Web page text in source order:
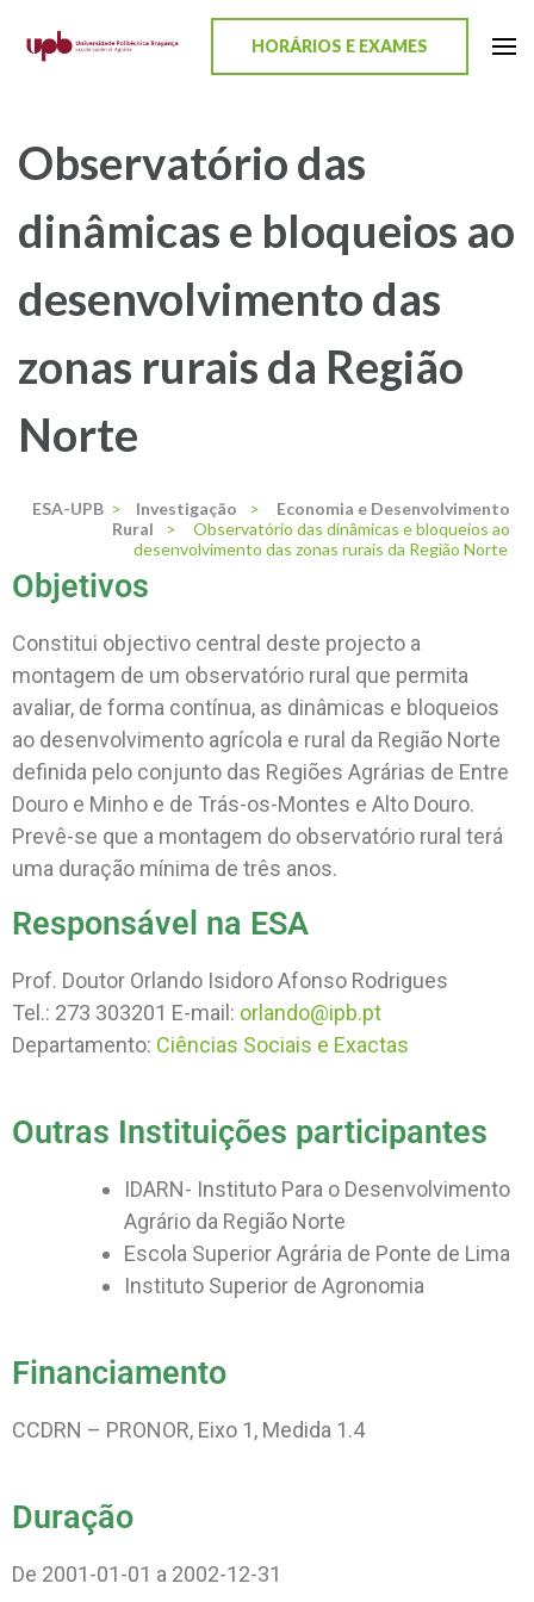
HORÁRIOS E EXAMES
Observatório das
dinâmicas e bloqueios ao
desenvolvimento das
zonas rurais da Região
Norte
ESA-UPB > Investigação >
Economia e Desenvolvimento
Rural
>
Observatório das dinâmicas e bloqueios ao
desenvolvimento das zonas rurais da Região Norte
Objetivos
Constitui objectivo central deste projecto a
montagem de um observatório rural que permita
avaliar, de forma contínua, as dinâmicas e bloqueios
ao desenvolvimento agrícola e rural da Região Norte
definida pelo conjunto das Regiões Agrárias de Entre
Douro e Minho e de Trás-os-Montes e Alto Douro.
Prevê-se que a montagem do observatório rural terá
uma duração mínima de três anos.
Responsável na ESA
Prof. Doutor Orlando Isidoro Afonso Rodrigues
Tel.: 273 303201 E-mail: orlando@ipb.pt
Departamento: Ciências Sociais e Exactas
Outras Instituições participantes
IDARN- Instituto Para o Desenvolvimento
Agrário da Região Norte
Escola Superior Agrária de Ponte de Lima
Instituto Superior de Agronomia
Financiamento
CCDRN – PRONOR, Eixo 1, Medida 1.4
Duração
De 2001-01-01 a 2002-12-31